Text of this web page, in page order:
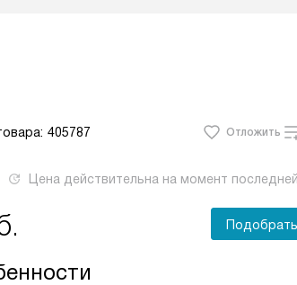
405787 Отложить
Цена действительна на момент